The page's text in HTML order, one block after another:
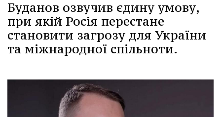
Буданов озвучив єдину умову,
при якій Росія перестане
становити загрозу для України
та міжнародної спільноти.